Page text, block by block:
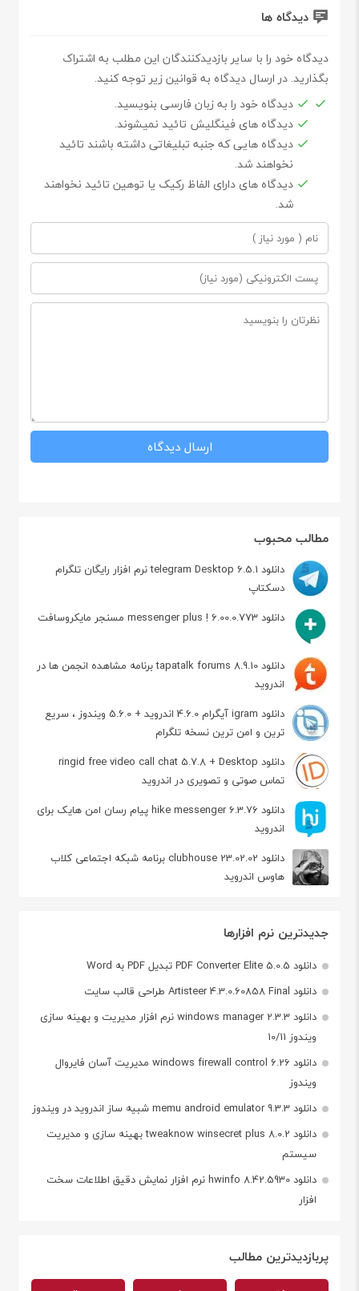
مطالب محبوب
دانلود telegram Desktop 6.5.1 نرم افزار رایگان تلگرام
دسکتاپ
دانلود messenger plus ! 6.00.0.773 مسنجر مایکروسافت
دانلود tapatalk forums 8.9.10 برنامه مشاهده انجمن ها در
اندروید
دانلود igram آیگرام 4.6.0 اندروید + 5.6.0 ویندوز ، سریع
ترین و امن ترین نسخه تلگرام
دانلود ringid free video call chat 5.7.8 + Desktop
تماس صوتی و تصویری در اندروید
دانلود hike messenger 6.3.76 پیام‌ رسان‌ امن هایک برای
اندروید
دانلود clubhouse 23.02.02 برنامه شبکه اجتماعی کلاب
هاوس اندروید
جدیدترین نرم افزارها
دانلود PDF Converter Elite 5.0.5 تبدیل PDF به Word
دانلود Artisteer 4.3.0.60858 Final طراحی قالب سایت
دانلود windows manager 2.3.3 نرم افزار مدیریت و بهینه سازی
ویندوز 10/11
دانلود windows firewall control 6.26 مدیریت آسان فایروال
ویندوز
دانلود memu android emulator 9.3.3 شبیه ساز اندروید در ویندوز
دانلود tweaknow winsecret plus 8.0.2 بهینه سازی و مدیریت
سیستم
دانلود hwinfo 8.42.5930 نرم افزار نمایش دقیق اطلاعات سخت
افزار
پربازدیدترین مطالب
دیدگاه ها
دیدگاه خود را با سایر بازدیدکنندگان این مطلب به اشتراک
بگذارید. در ارسال دیدگاه به قوانین زیر توجه کنید.
دیدگاه خود را به زبان فارسی بنویسید.
دیدگاه های فینگلیش تائید نمیشوند.
دیدگاه هایی که جنبه تبلیغاتی داشته باشند تائید
نخواهند شد.
دیدگاه های دارای الفاظ رکیک یا توهین تائید نخواهند
شد.